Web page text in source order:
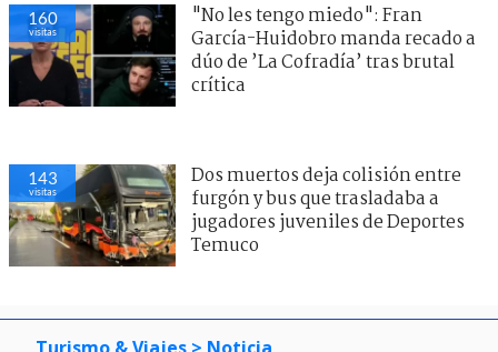
160
visitas
"No les tengo miedo": Fran
García-Huidobro manda recado a
dúo de ’La Cofradía’ tras brutal
crítica
143
visitas
Dos muertos deja colisión entre
furgón y bus que trasladaba a
jugadores juveniles de Deportes
Temuco